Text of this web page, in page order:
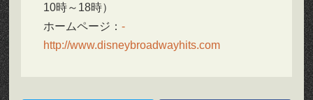
10時～18時）
ホームページ：
http://www.disneybroadwayhits.com